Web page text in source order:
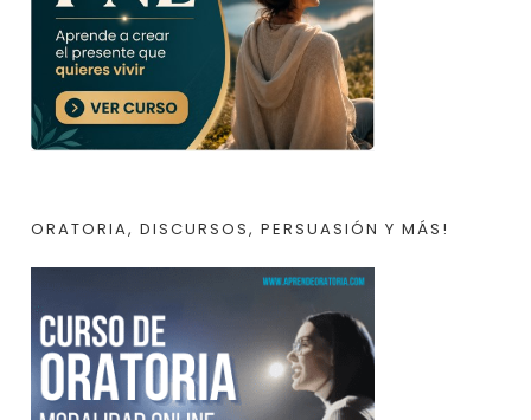
ORATORIA, DISCURSOS, PERSUASIÓN Y MÁS!